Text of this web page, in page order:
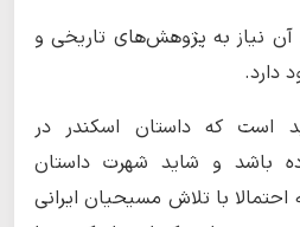
نیاز به پژوهش‌های تاریخی و
دارد.
است که داستان اسکندر در
باشد و شاید شهرت داستان
احتمالا با تلاش مسیحیان ایرانی